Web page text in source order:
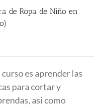
de Ropa de Niño en
€.
es:
145.00 €.
es aprender las
para cortar y
asi como